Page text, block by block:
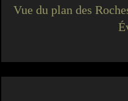
Vue du plan des